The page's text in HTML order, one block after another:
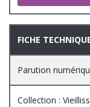
FICHE
Parution
Collection :